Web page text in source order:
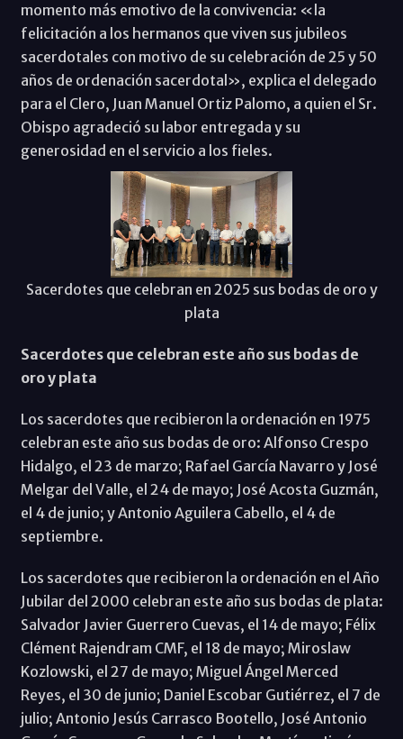
momento más emotivo de la convivencia: «la
felicitación a los hermanos que viven sus jubileos
sacerdotales con motivo de su celebración de 25 y 50
años de ordenación sacerdotal», explica el delegado
para el Clero, Juan Manuel Ortiz Palomo, a quien el Sr.
Obispo agradeció su labor entregada y su
generosidad en el servicio a los fieles.
Sacerdotes que celebran en 2025 sus bodas de oro y
plata
Sacerdotes que celebran este año sus bodas de
oro y plata
Los sacerdotes que recibieron la ordenación en 1975
celebran este año sus bodas de oro: Alfonso Crespo
Hidalgo, el 23 de marzo; Rafael García Navarro y José
Melgar del Valle, el 24 de mayo; José Acosta Guzmán,
el 4 de junio; y Antonio Aguilera Cabello, el 4 de
septiembre.
Los sacerdotes que recibieron la ordenación en el Año
Jubilar del 2000 celebran este año sus bodas de plata:
Salvador Javier Guerrero Cuevas, el 14 de mayo; Félix
Clément Rajendram CMF, el 18 de mayo; Miroslaw
Kozlowski, el 27 de mayo; Miguel Ángel Merced
Reyes, el 30 de junio; Daniel Escobar Gutiérrez, el 7 de
julio; Antonio Jesús Carrasco Bootello, José Antonio